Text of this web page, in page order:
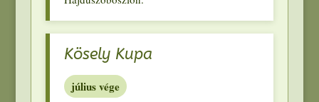
Kösely Kupa
július vége